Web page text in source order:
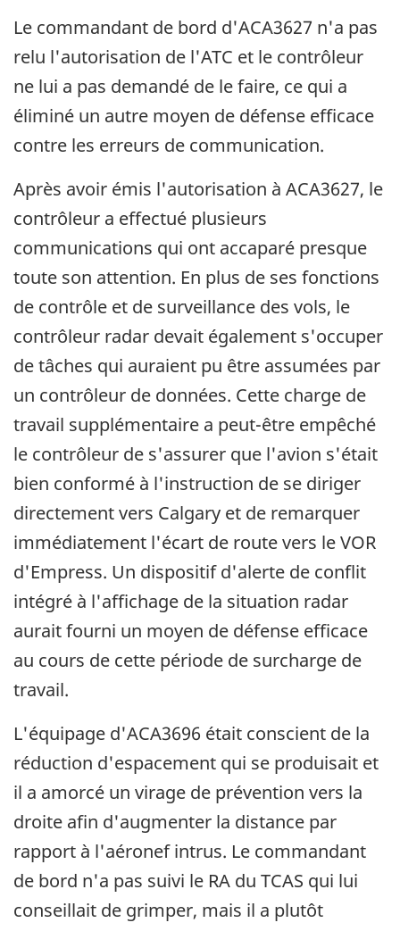
Le commandant de bord d'ACA3627 n'a pas
relu l'autorisation de l'ATC et le contrôleur
ne lui a pas demandé de le faire, ce qui a
éliminé un autre moyen de défense efficace
contre les erreurs de communication.
Après avoir émis l'autorisation à ACA3627, le
contrôleur a effectué plusieurs
communications qui ont accaparé presque
toute son attention. En plus de ses fonctions
de contrôle et de surveillance des vols, le
contrôleur radar devait également s'occuper
de tâches qui auraient pu être assumées par
un contrôleur de données. Cette charge de
travail supplémentaire a peut-être empêché
le contrôleur de s'assurer que l'avion s'était
bien conformé à l'instruction de se diriger
directement vers Calgary et de remarquer
immédiatement l'écart de route vers le VOR
d'Empress. Un dispositif d'alerte de conflit
intégré à l'affichage de la situation radar
aurait fourni un moyen de défense efficace
au cours de cette période de surcharge de
travail.
L'équipage d'ACA3696 était conscient de la
réduction d'espacement qui se produisait et
il a amorcé un virage de prévention vers la
droite afin d'augmenter la distance par
rapport à l'aéronef intrus. Le commandant
de bord n'a pas suivi le RA du TCAS qui lui
conseillait de grimper, mais il a plutôt